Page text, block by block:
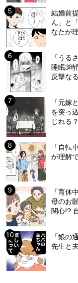
結婚前
ん」と
なたが
「うる
睡眠3
反撃な
「元嫁
を突っ
じれる？
「自転
が理解
「育休
母のお
関心!?
「娘の
先生と